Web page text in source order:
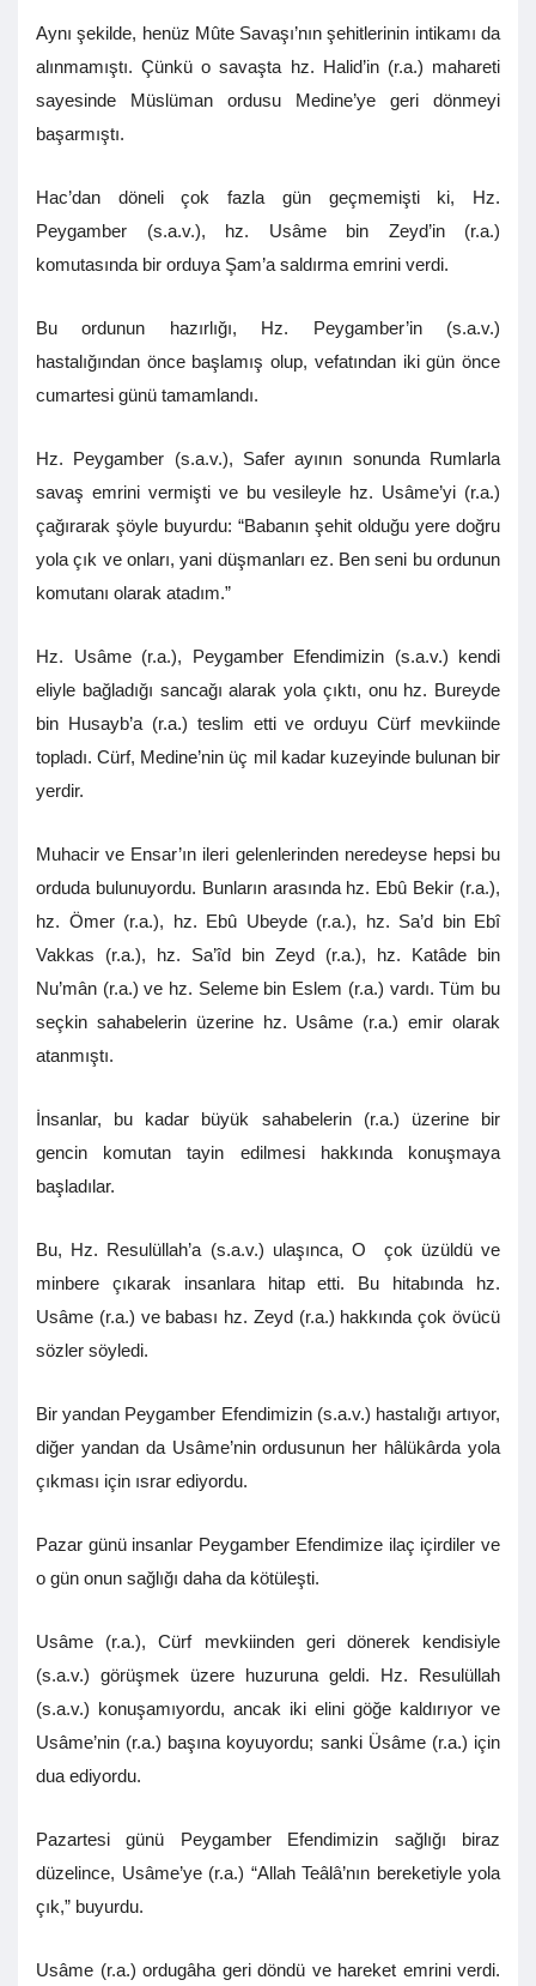
Aynı şekilde, henüz Mûte Savaşı’nın şehitlerinin intikamı da
alınmamıştı. Çünkü o savaşta hz. Halid’in (r.a.) mahareti
sayesinde Müslüman ordusu Medine’ye geri dönmeyi
başarmıştı.
Hac’dan döneli çok fazla gün geçmemişti ki, Hz.
Peygamber (s.a.v.), hz. Usâme bin Zeyd’in (r.a.)
komutasında bir orduya Şam’a saldırma emrini verdi.
Bu ordunun hazırlığı, Hz. Peygamber’in (s.a.v.)
hastalığından önce başlamış olup, vefatından iki gün önce
cumartesi günü tamamlandı.
Hz. Peygamber (s.a.v.), Safer ayının sonunda Rumlarla
savaş emrini vermişti ve bu vesileyle hz. Usâme’yi (r.a.)
çağırarak şöyle buyurdu: “Babanın şehit olduğu yere doğru
yola çık ve onları, yani düşmanları ez. Ben seni bu ordunun
komutanı olarak atadım.”
Hz. Usâme (r.a.), Peygamber Efendimizin (s.a.v.) kendi
eliyle bağladığı sancağı alarak yola çıktı, onu hz. Bureyde
bin Husayb’a (r.a.) teslim etti ve orduyu Cürf mevkiinde
topladı. Cürf, Medine’nin üç mil kadar kuzeyinde bulunan bir
yerdir.
Muhacir ve Ensar’ın ileri gelenlerinden neredeyse hepsi bu
orduda bulunuyordu. Bunların arasında hz. Ebû Bekir (r.a.),
hz. Ömer (r.a.), hz. Ebû Ubeyde (r.a.), hz. Sa’d bin Ebî
Vakkas (r.a.), hz. Sa’îd bin Zeyd (r.a.), hz. Katâde bin
Nu’mân (r.a.) ve hz. Seleme bin Eslem (r.a.) vardı. Tüm bu
seçkin sahabelerin üzerine hz. Usâme (r.a.) emir olarak
atanmıştı.
İnsanlar, bu kadar büyük sahabelerin (r.a.) üzerine bir
gencin komutan tayin edilmesi hakkında konuşmaya
başladılar.
Bu, Hz. Resulüllah’a (s.a.v.) ulaşınca, O çok üzüldü ve
minbere çıkarak insanlara hitap etti. Bu hitabında hz.
Usâme (r.a.) ve babası hz. Zeyd (r.a.) hakkında çok övücü
sözler söyledi.
Bir yandan Peygamber Efendimizin (s.a.v.) hastalığı artıyor,
diğer yandan da Usâme’nin ordusunun her hâlükârda yola
çıkması için ısrar ediyordu.
Pazar günü insanlar Peygamber Efendimize ilaç içirdiler ve
o gün onun sağlığı daha da kötüleşti.
Usâme (r.a.), Cürf mevkiinden geri dönerek kendisiyle
(s.a.v.) görüşmek üzere huzuruna geldi. Hz. Resulüllah
(s.a.v.) konuşamıyordu, ancak iki elini göğe kaldırıyor ve
Usâme’nin (r.a.) başına koyuyordu; sanki Üsâme (r.a.) için
dua ediyordu.
Pazartesi günü Peygamber Efendimizin sağlığı biraz
düzelince, Usâme’ye (r.a.) “Allah Teâlâ’nın bereketiyle yola
çık,” buyurdu.
Usâme (r.a.) ordugâha geri döndü ve hareket emrini verdi.